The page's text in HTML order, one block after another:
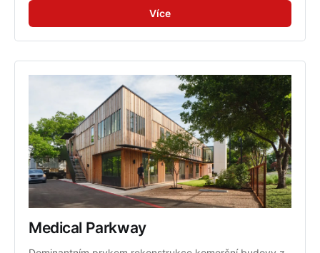
Více
Medical Parkway